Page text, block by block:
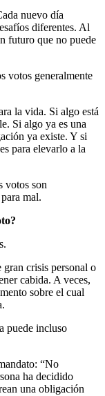
nuevo día
diferentes. Al
futuro que no puede
votos generalmente
la vida. Si algo está
Si algo ya es una
ya existe. Y si
para elevarlo a la
votos son
mal.
crisis personal o
cabida. A veces,
sobre el cual
puede incluso
“No
ha decidido
una obligación